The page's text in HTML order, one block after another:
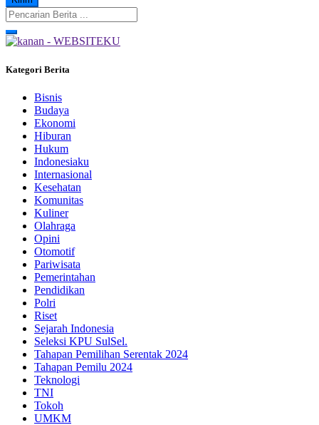
Kategori Berita
Bisnis
Budaya
Ekonomi
Hiburan
Hukum
Indonesiaku
Internasional
Kesehatan
Komunitas
Kuliner
Olahraga
Opini
Otomotif
Pariwisata
Pemerintahan
Pendidikan
Polri
Riset
Sejarah Indonesia
Seleksi KPU SulSel.
Tahapan Pemilihan Serentak 2024
Tahapan Pemilu 2024
Teknologi
TNI
Tokoh
UMKM